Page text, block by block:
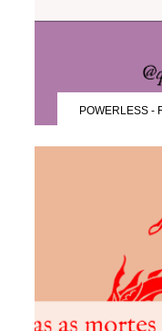
POWERLESS -